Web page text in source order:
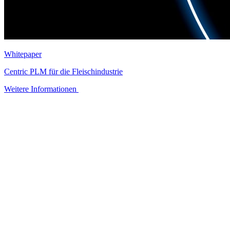
Whitepaper
Centric PLM für die Fleischindustrie
Weitere Informationen